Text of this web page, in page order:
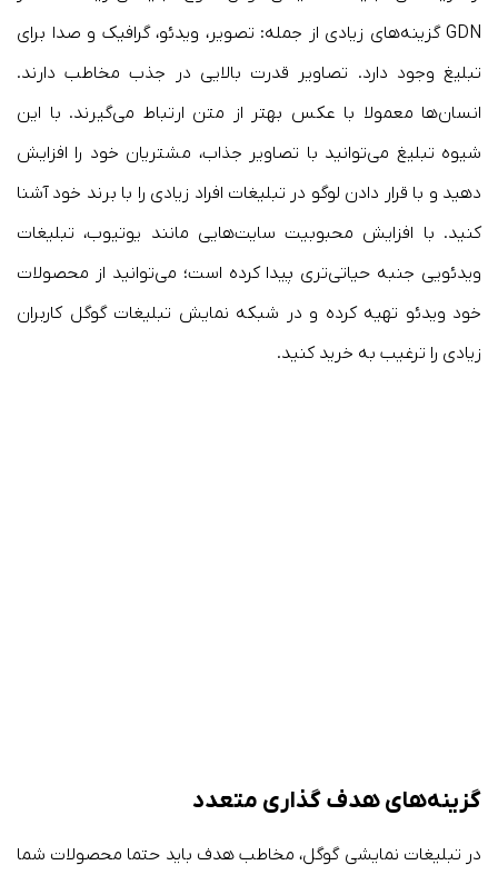
GDN گزینه‌های زیادی از جمله: تصویر، ویدئو، گرافیک و صدا برای
تبلیغ وجود دارد. تصاویر قدرت بالایی در جذب مخاطب دارند.
انسان‌ها معمولا با عکس بهتر از متن ارتباط می‌گیرند. با این
شیوه تبلیغ می‌توانید با تصاویر جذاب، مشتریان خود را افزایش
دهید و با قرار دادن لوگو در تبلیغات افراد زیادی را با برند خود آشنا
کنید. با افزایش محبوبیت سایت‌هایی مانند یوتیوب، تبلیغات
ویدئویی جنبه حیاتی‌تری پیدا کرده است؛ می‌توانید از محصولات
خود ویدئو تهیه کرده و در شبکه نمایش تبلیغات گوگل کاربران
زیادی را ترغیب به خرید کنید.
گزینه‌های هدف گذاری متعدد
در تبلیغات نمایشی گوگل، مخاطب هدف باید حتما محصولات شما